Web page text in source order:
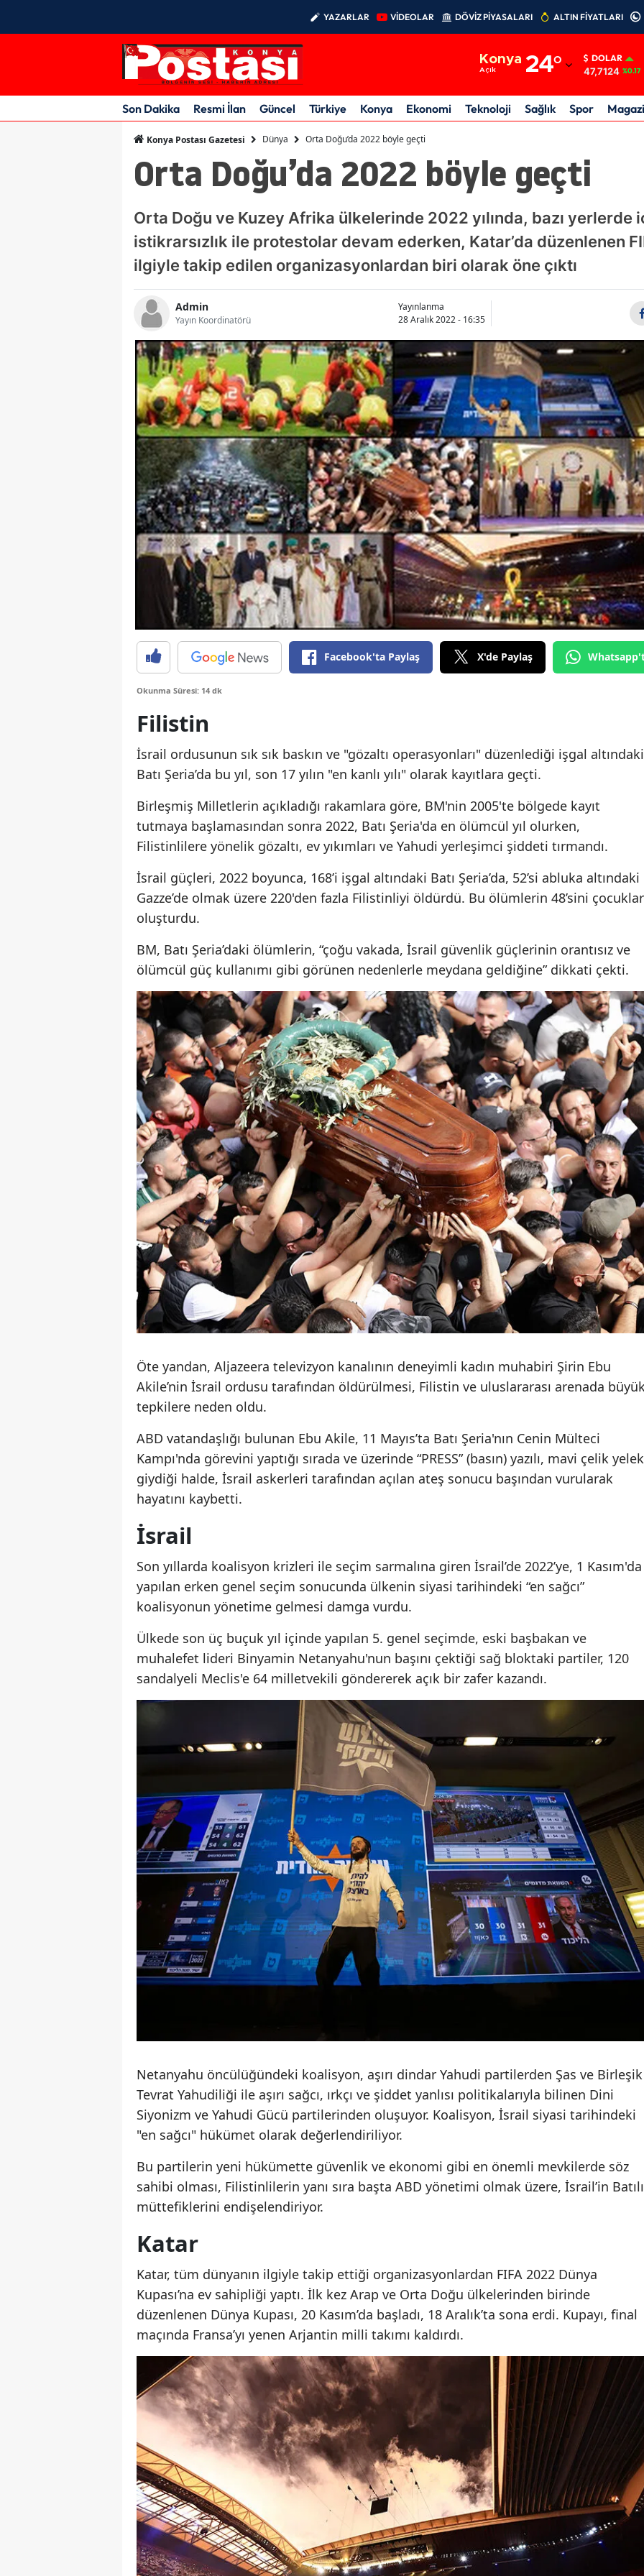
YAZARLAR VİDEOLAR DÖVİZ PİYASALARI ALTIN FİYATLARI
Konya
Açık 24°
Adıyaman
Afyonkarahisar
Ankara
Antalya
Artvin
Bilecik
Bingöl
Bitlis
Bolu
Burdur
Bursa
Çanakkale
Çankırı
Çorum
Denizli
Diyarbakır
Edirne
Erzurum
Eskişehir
Gaziantep
Giresun
Hakkari
Isparta
İstanbul
İzmir
Kars
Kastamonu
Kayseri
Kırklareli
Kırşehir
Kocaeli
Konya
Kütahya
Malatya
Kahramanmaraş
Muş
Nevşehir
Rize
Samsun
Siirt
Tekirdağ
Trabzon
Tunceli
Şanlıurfa
Uşak
Van
Yozgat
Zonguldak
Karaman
Kırıkkale
Şırnak
Bartın
Yalova
Karabük
Osmaniye
Düzce
DOLAR
47,7124 %0.17
Son Dakika Resmi İlan Güncel Türkiye Konya Ekonomi Teknoloji Sağlık Spor
Konya Postası Gazetesi Dünya Orta Doğu’da 2022 böyle geçti
Orta Doğu’da 2022 böyle geçti
Orta Doğu ve Kuzey Afrika ülkelerinde 2022 yılında, bazı yerlerde
istikrarsızlık ile protestolar devam ederken, Katar’da düzenlenen
ilgiyle takip edilen organizasyonlardan biri olarak öne çıktı
Admin
Yayın Koordinatörü
Yayınlanma
28 Aralık 2022 - 16:35
Facebook'ta Paylaş X'de Paylaş
Okunma Süresi: 14 dk
Filistin
İsrail ordusunun sık sık baskın ve "gözaltı operasyonları" düzenlediği işgal altındaki
Batı Şeria’da bu yıl, son 17 yılın "en kanlı yılı" olarak kayıtlara geçti.
Birleşmiş Milletlerin açıkladığı rakamlara göre, BM'nin 2005'te bölgede kayıt
tutmaya başlamasından sonra 2022, Batı Şeria'da en ölümcül yıl olurken,
Filistinlilere yönelik gözaltı, ev yıkımları ve Yahudi yerleşimci şiddeti tırmandı.
İsrail güçleri, 2022 boyunca, 168’i işgal altındaki Batı Şeria’da, 52’si abluka altındaki
Gazze’de olmak üzere 220'den fazla Filistinliyi öldürdü. Bu ölümlerin 48’sini çocuklar
oluşturdu.
BM, Batı Şeria’daki ölümlerin, “çoğu vakada, İsrail güvenlik güçlerinin orantısız ve
ölümcül güç kullanımı gibi görünen nedenlerle meydana geldiğine” dikkati çekti.
Öte yandan, Aljazeera televizyon kanalının deneyimli kadın muhabiri Şirin Ebu
Akile’nin İsrail ordusu tarafından öldürülmesi, Filistin ve uluslararası arenada
tepkilere neden oldu.
ABD vatandaşlığı bulunan Ebu Akile, 11 Mayıs’ta Batı Şeria'nın Cenin Mülteci
Kampı'nda görevini yaptığı sırada ve üzerinde “PRESS” (basın) yazılı, mavi çelik yelek
giydiği halde, İsrail askerleri tarafından açılan ateş sonucu başından vurularak
hayatını kaybetti.
İsrail
Son yıllarda koalisyon krizleri ile seçim sarmalına giren İsrail’de 2022’ye, 1 Kasım'da
yapılan erken genel seçim sonucunda ülkenin siyasi tarihindeki “en sağcı”
koalisyonun yönetime gelmesi damga vurdu.
Ülkede son üç buçuk yıl içinde yapılan 5. genel seçimde, eski başbakan ve
muhalefet lideri Binyamin Netanyahu'nun başını çektiği sağ bloktaki partiler, 120
sandalyeli Meclis'e 64 milletvekili göndererek açık bir zafer kazandı.
Netanyahu öncülüğündeki koalisyon, aşırı dindar Yahudi partilerden Şas ve Birleşik
Tevrat Yahudiliği ile aşırı sağcı, ırkçı ve şiddet yanlısı politikalarıyla bilinen Dini
Siyonizm ve Yahudi Gücü partilerinden oluşuyor. Koalisyon, İsrail siyasi tarihindeki
"en sağcı" hükümet olarak değerlendiriliyor.
Bu partilerin yeni hükümette güvenlik ve ekonomi gibi en önemli mevkilerde söz
sahibi olması, Filistinlilerin yanı sıra başta ABD yönetimi olmak üzere, İsrail’in Batılı
müttefiklerini endişelendiriyor.
Katar
Katar, tüm dünyanın ilgiyle takip ettiği organizasyonlardan FIFA 2022 Dünya
Kupası’na ev sahipliği yaptı. İlk kez Arap ve Orta Doğu ülkelerinden birinde
düzenlenen Dünya Kupası, 20 Kasım’da başladı, 18 Aralık’ta sona erdi. Kupayı, final
maçında Fransa’yı yenen Arjantin milli takımı kaldırdı.